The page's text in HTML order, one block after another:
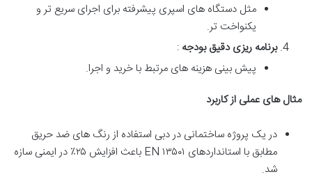
مثل دستگاه های اسپری پیشرفته برای اجرای سریع تر و
یکنواخت تر.
برنامه ریزی دقیق بودجه :
پیش بینی هزینه های مرتبط با خرید و اجرا.
مثال های عملی از کاربرد
در یک پروژه ساختمانی در دبی استفاده از رنگ های ضد حریق
مطابق با استانداردهای EN ۱۳۵۰۱ باعث افزایش ۲۵٪ در ایمنی سازه
شد.